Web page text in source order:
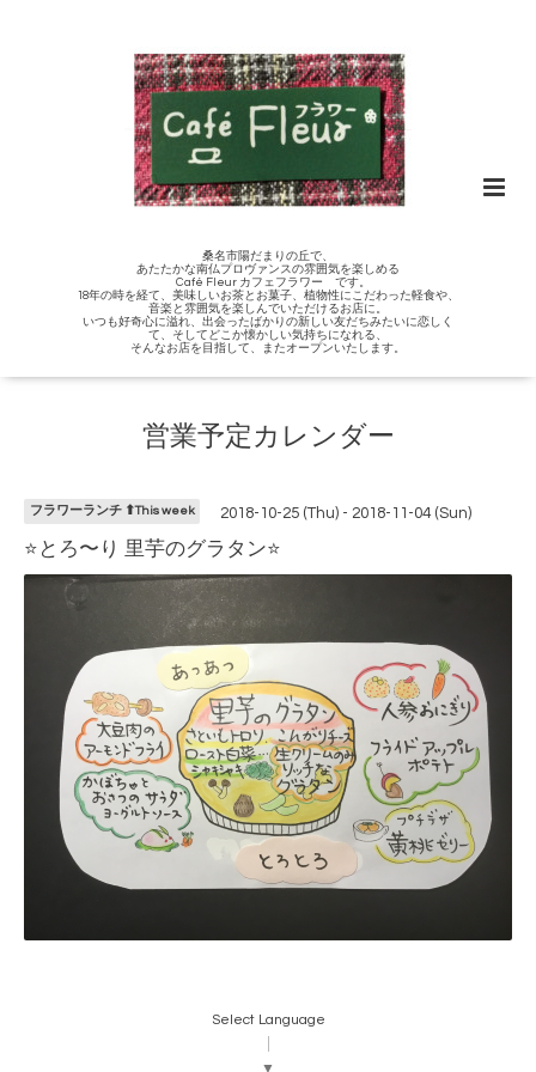
桑名市陽だまりの丘で、
あたたかな南仏プロヴァンスの雰囲気を楽しめる
Café Fleur カフェフラワー です。
18年の時を経て、美味しいお茶とお菓子、植物性にこだわった軽食や、
音楽と雰囲気を楽しんでいただけるお店に。
いつも好奇心に溢れ、出会ったばかりの新しい友だちみたいに恋しく
て、そしてどこか懐かしい気持ちになれる、
そんなお店を目指して、またオープンいたします。
営業予定カレンダー
フラワーランチ ⬆︎This week 2018-10-25 (Thu) - 2018-11-04 (Sun)
⭐️とろ〜り 里芋のグラタン⭐️
Select Language
▼